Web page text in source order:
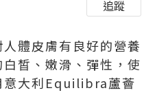
追蹤
體皮膚有良好的營養
皙、嫩滑、彈性，使
意大利Equilibra蘆薈